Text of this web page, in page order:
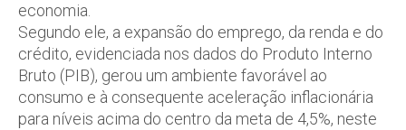
economia.
Segundo ele, a expansão do emprego, da renda e do
crédito, evidenciada nos dados do Produto Interno
Bruto (PIB), gerou um ambiente favorável ao
consumo e à consequente aceleração inflacionária
para níveis acima do centro da meta de 4,5%, neste